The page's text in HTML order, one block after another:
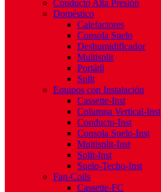
Conducto Alta Presión
Doméstico
Calefactores
Consola Suelo
Deshumidificador
Multisplit
Portátil
Split
Equipos con Instalación
Cassette-Inst
Columna Vertical-Inst
Conducto-Inst
Consola Suelo-Inst
Multisplit-Inst
Split-Inst
Suelo-Techo-Inst
Fan-Coils
Cassette-FC